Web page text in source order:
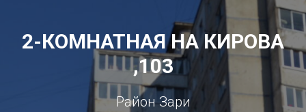
2-КОМНАТНАЯ НА КИРОВА
,103
Район Зари